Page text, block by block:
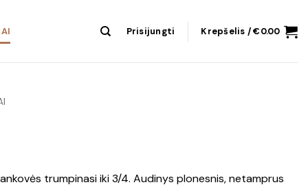
Prisijungti Krepšelis /€0.00
trumpinasi iki 3/4. Audinys plonesnis, netamprus